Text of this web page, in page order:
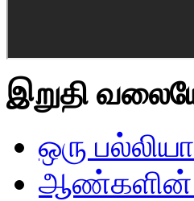
இறுதி
ஒரு
ஆண்களின்